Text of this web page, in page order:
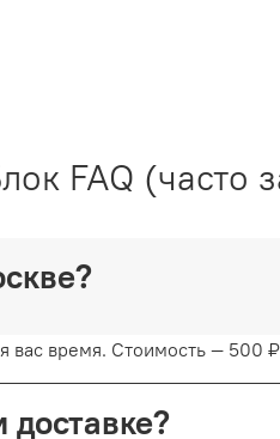
FAQ (часто
время. Стоимость — 500